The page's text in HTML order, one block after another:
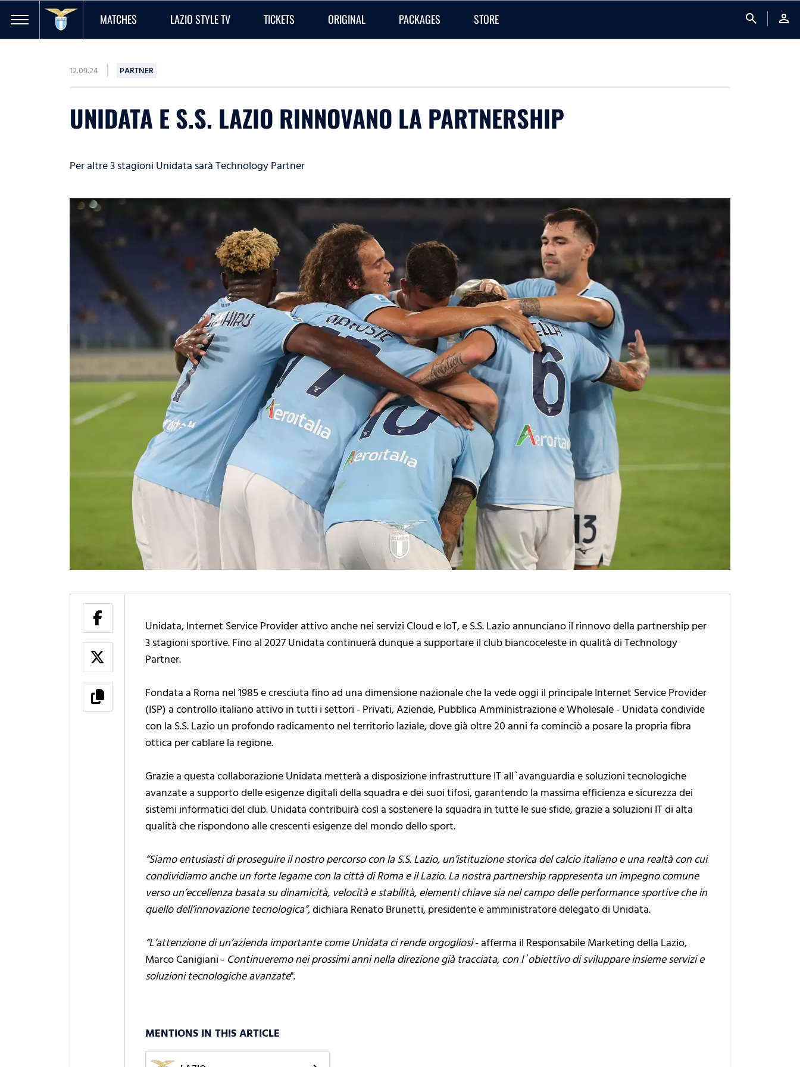
MATCHES LAZIO STYLE TV TICKETS ORIGINAL PACKAGES STORE search person
12.09.24 PARTNER
UNIDATA E S.S. LAZIO RINNOVANO LA PARTNERSHIP
Per altre 3 stagioni Unidata sarà Technology Partner
Unidata, Internet Service Provider attivo anche nei servizi Cloud e IoT, e S.S. Lazio annunciano il rinnovo della partnership per
3 stagioni sportive. Fino al 2027 Unidata continuerà dunque a supportare il club biancoceleste in qualità di Technology
Partner.
Fondata a Roma nel 1985 e cresciuta fino ad una dimensione nazionale che la vede oggi il principale Internet Service Provider
(ISP) a controllo italiano attivo in tutti i settori - Privati, Aziende, Pubblica Amministrazione e Wholesale - Unidata condivide
con la S.S. Lazio un profondo radicamento nel territorio laziale, dove già oltre 20 anni fa cominciò a posare la propria fibra
ottica per cablare la regione.
Grazie a questa collaborazione Unidata metterà a disposizione infrastrutture IT all`avanguardia e soluzioni tecnologiche
avanzate a supporto delle esigenze digitali della squadra e dei suoi tifosi, garantendo la massima efficienza e sicurezza dei
sistemi informatici del club. Unidata contribuirà così a sostenere la squadra in tutte le sue sfide, grazie a soluzioni IT di alta
qualità che rispondono alle crescenti esigenze del mondo dello sport.
“Siamo entusiasti di proseguire il nostro percorso con la S.S. Lazio, un’istituzione storica del calcio italiano e una realtà con cui
condividiamo anche un forte legame con la città di Roma e il Lazio. La nostra partnership rappresenta un impegno comune
verso un’eccellenza basata su dinamicità, velocità e stabilità, elementi chiave sia nel campo delle performance sportive che in
quello dell’innovazione tecnologica”,dichiara Renato Brunetti, presidente e amministratore delegato di Unidata.
“L’attenzione di un’azienda importante come Unidata ci rende orgogliosi- afferma il Responsabile Marketing della Lazio,
Marco Canigiani - Continueremo nei prossimi anni nella direzione già tracciata, con l`obiettivo di sviluppare insieme servizi e
soluzioni tecnologiche avanzate".
MENTIONS IN THIS ARTICLE